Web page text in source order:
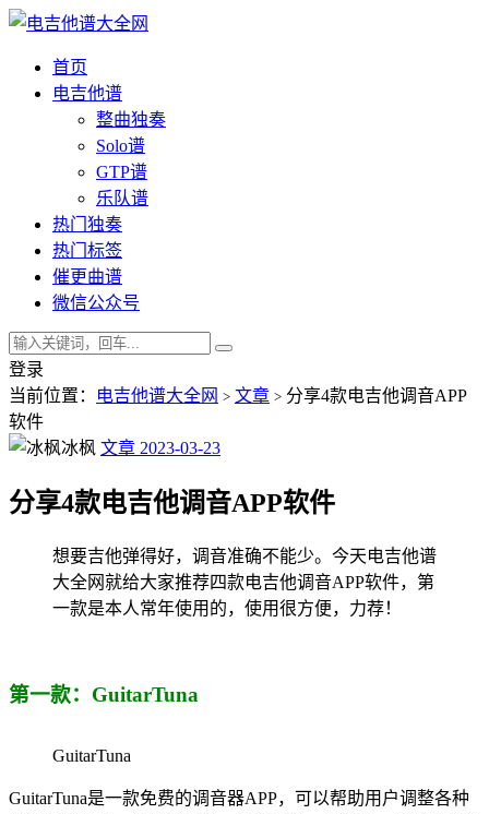
首页
电吉他谱
整曲独奏
Solo谱
GTP谱
乐队谱
热门独奏
热门标签
催更曲谱
微信公众号
登录
当前位置：
电吉他谱大全网 > 文章 > 分享4款电吉他调音APP
软件
冰枫 文章 2023-03-23
分享4款电吉他调音APP软件
想要吉他弹得好，调音准确不能少。今天电吉他谱
大全网就给大家推荐四款电吉他调音APP软件，第
一款是本人常年使用的，使用很方便，力荐！
第一款：GuitarTuna
GuitarTuna
GuitarTuna是一款免费的调音器APP，可以帮助用户调整各种